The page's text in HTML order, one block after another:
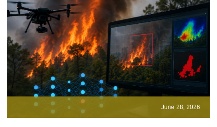
June 28, 2026